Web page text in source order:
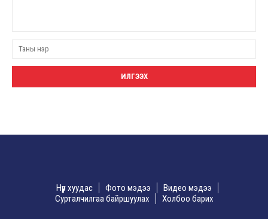
Нүүр хуудас Фото мэдээ
Видео мэдээ
Сурталчилгаа байршуулах
Холбоо барих